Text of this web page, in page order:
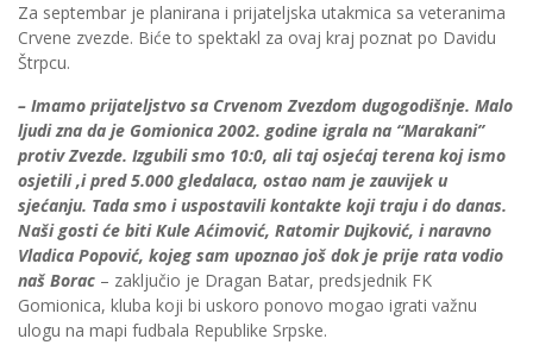
Za septembar je planirana i prijateljska utakmica sa veteranima
Crvene zvezde. Biće to spektakl za ovaj kraj poznat po Davidu
Štrpcu.
– Imamo prijateljstvo sa Crvenom Zvezdom dugogodišnje. Malo
ljudi zna da je Gomionica 2002. godine igrala na “Marakani”
protiv Zvezde. Izgubili smo 10:0, ali taj osjećaj terena koj ismo
osjetili ,i pred 5.000 gledalaca, ostao nam je zauvijek u
sjećanju. Tada smo i uspostavili kontakte koji traju i do danas.
Naši gosti će biti Kule Aćimović, Ratomir Dujković, i naravno
Vladica Popović, kojeg sam upoznao još dok je prije rata vodio
naš Borac – zaključio je Dragan Batar, predsjednik FK
Gomionica, kluba koji bi uskoro ponovo mogao igrati važnu
ulogu na mapi fudbala Republike Srpske.